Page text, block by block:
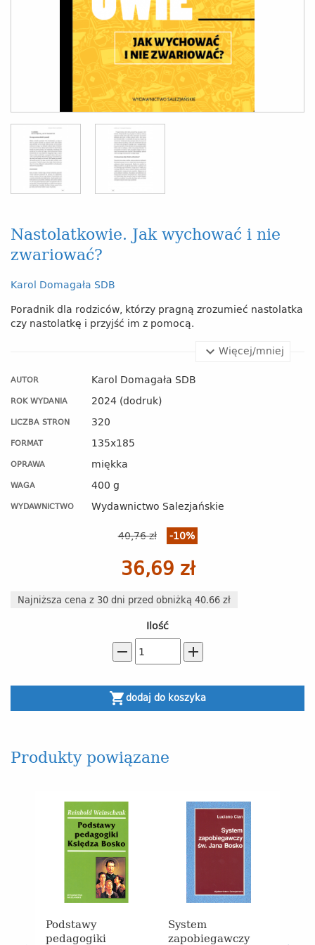
Nastolatkowie. Jak wychować i nie
zwariować?
Karol Domagała SDB
Poradnik dla rodziców, którzy pragną zrozumieć nastolatka
czy nastolatkę i przyjść im z pomocą.
Więcej/mniej
AUTOR Karol Domagała SDB
ROK WYDANIA 2024 (dodruk)
LICZBA STRON 320
FORMAT 135x185
OPRAWA miękka
WAGA 400 g
WYDAWNICTWO
Wydawnictwo Salezjańskie
40,76 zł
-10%
36,69 zł
Najniższa cena z 30 dni przed obniżką 40.66 zł
Ilość
remove add
shopping_cartdodaj do koszyka
Produkty powiązane
Podstawy
pedagogiki
System
zapobiegawczy